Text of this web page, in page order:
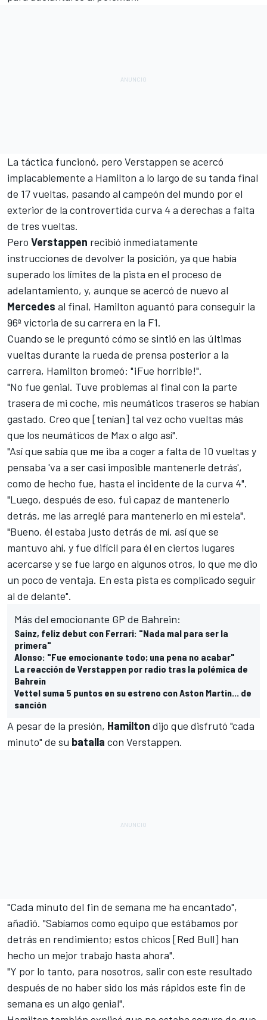
La táctica funcionó, pero Verstappen se acercó
implacablemente a Hamilton a lo largo de su tanda final
de 17 vueltas, pasando al campeón del mundo por el
exterior de la controvertida curva 4 a derechas a falta
de tres vueltas.
Pero Verstappen recibió inmediatamente
instrucciones de devolver la posición, ya que había
superado los límites de la pista en el proceso de
adelantamiento, y, aunque se acercó de nuevo al
Mercedes al final, Hamilton aguantó para conseguir la
96ª victoria de su carrera en la F1.
Cuando se le preguntó cómo se sintió en las últimas
vueltas durante la rueda de prensa posterior a la
carrera, Hamilton bromeó: "¡Fue horrible!".
"No fue genial. Tuve problemas al final con la parte
trasera de mi coche, mis neumáticos traseros se habían
gastado. Creo que [tenían] tal vez ocho vueltas más
que los neumáticos de Max o algo así".
"Así que sabía que me iba a coger a falta de 10 vueltas y
pensaba 'va a ser casi imposible mantenerle detrás',
como de hecho fue, hasta el incidente de la curva 4".
"Luego, después de eso, fui capaz de mantenerlo
detrás, me las arreglé para mantenerlo en mi estela".
"Bueno, él estaba justo detrás de mí, así que se
mantuvo ahí, y fue difícil para él en ciertos lugares
acercarse y se fue largo en algunos otros, lo que me dio
un poco de ventaja. En esta pista es complicado seguir
al de delante".
Más del emocionante GP de Bahrein:
Sainz, feliz debut con Ferrari: "Nada mal para ser la
primera"
Alonso: "Fue emocionante todo; una pena no acabar"
La reacción de Verstappen por radio tras la polémica de
Bahrein
Vettel suma 5 puntos en su estreno con Aston Martin... de
sanción
A pesar de la presión, Hamilton dijo que disfrutó "cada
minuto" de su batalla con Verstappen.
"Cada minuto del fin de semana me ha encantado",
añadió. "Sabíamos como equipo que estábamos por
detrás en rendimiento; estos chicos [Red Bull] han
hecho un mejor trabajo hasta ahora".
"Y por lo tanto, para nosotros, salir con este resultado
después de no haber sido los más rápidos este fin de
semana es un algo genial".